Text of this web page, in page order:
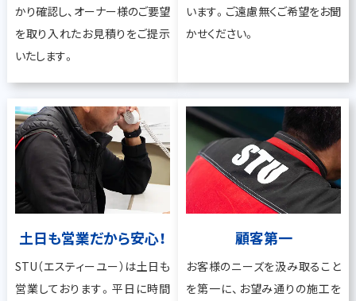
かり確認し、オーナー様のご要望
を取り入れたお見積りをご提示
いたします。
います。ご遠慮無くご希望をお聞
かせください。
土日も営業だから安心！
STU（エスティーユー）は土日も
営業しております。平日に時間
顧客第一
お客様のニーズを汲み取ること
を第一に、お望み通りの施工を